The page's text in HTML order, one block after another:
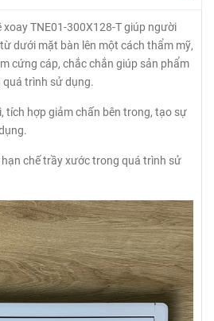
xoay TNE01-300X128-T giúp người
dưới mặt bàn lên một cách thẩm mỹ,
cứng cáp, chắc chắn giúp sản phẩm
quá trình sử dụng.
tích hợp giảm chấn bên trong, tạo sự
chế trầy xước trong quá trình sử